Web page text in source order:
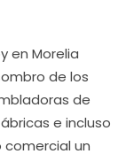
en Morelia
de los
de
e incluso
un